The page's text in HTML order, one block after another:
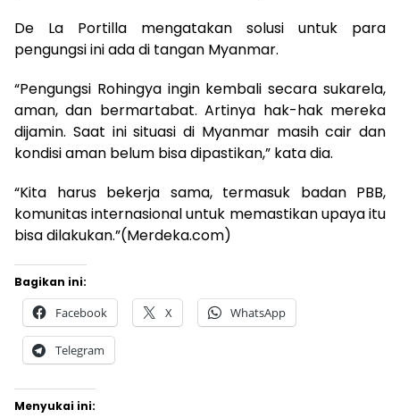
De La Portilla mengatakan solusi untuk para
pengungsi ini ada di tangan Myanmar.
“Pengungsi Rohingya ingin kembali secara sukarela,
aman, dan bermartabat. Artinya hak-hak mereka
dijamin. Saat ini situasi di Myanmar masih cair dan
kondisi aman belum bisa dipastikan,” kata dia.
“Kita harus bekerja sama, termasuk badan PBB,
komunitas internasional untuk memastikan upaya itu
bisa dilakukan.”(Merdeka.com)
Bagikan ini:
Facebook X WhatsApp
Telegram
Menyukai ini: